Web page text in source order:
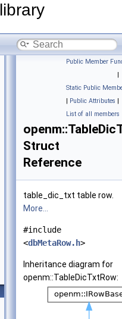
Public Member
|
Static Public
| Public Attributes |
List of all members
Struct
Reference
table_dic_txt table row.
More...
#include
<dbMetaRow.h>
Inheritance diagram for
openm::TableDicTxtRow: